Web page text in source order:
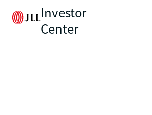
Investor
Center